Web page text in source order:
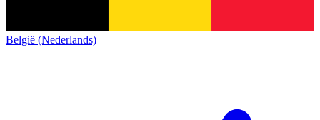
België (Nederlands)